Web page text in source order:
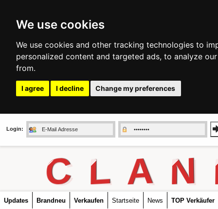
We use cookies
We use cookies and other tracking technologies to
personalized content and targeted ads, to analyze
from.
I agree I decline Change my preferences
Login:
C L A N
Updates Brandneu Verkaufen Startseite News TOP Verkäufer